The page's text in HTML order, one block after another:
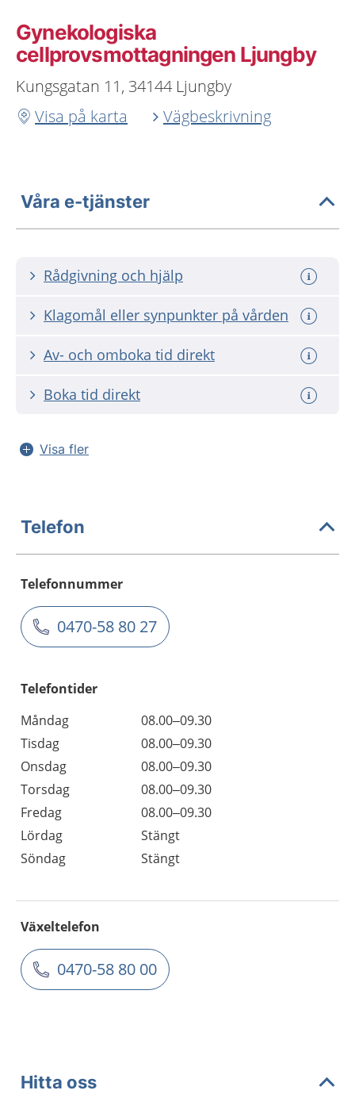
Gynekologiska
cellprovsmottagningen Ljungby
Kungsgatan 11, 34144 Ljungby
Visa på karta
Vägbeskrivning
Våra e-tjänster
Rådgivning och hjälp
Klagomål eller synpunkter på vården
Av- och omboka tid direkt
Boka tid direkt
Visa fler
Telefon
Telefonnummer
0470-58 80 27
Telefontider
Måndag
08.00–09.30
Tisdag
08.00–09.30
Onsdag
08.00–09.30
Torsdag
08.00–09.30
Fredag
08.00–09.30
Lördag
Stängt
Söndag
Stängt
Växeltelefon
0470-58 80 00
Hitta oss